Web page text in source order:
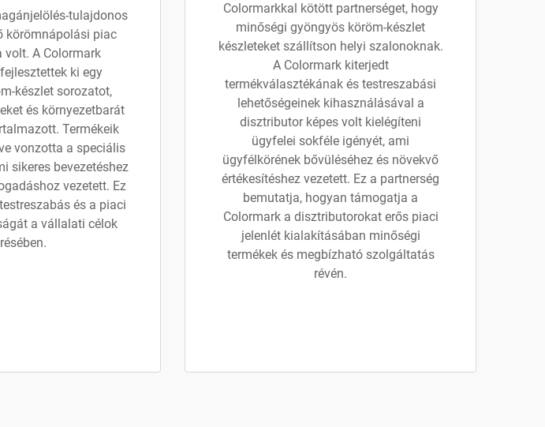
tulajdonos
körömnápolási piac
volt. A Colormark
ki egy
készlet sorozatot,
és környezetbarát
Termékeik
vonzotta a speciális
sikeres bevezetéshez
vezetett. Ez
és a piaci
a vállalati célok
Colormarkkal kötött partnerséget, hogy
minőségi gyöngyös köröm-készlet
készleteket szállítson helyi szalonoknak.
A Colormark kiterjedt
termékválasztékának és testreszabási
lehetőségeinek kihasználásával a
disztributor képes volt kielégíteni
ügyfelei sokféle igényét, ami
ügyfélkörének bővüléséhez és növekvő
értékesítéshez vezetett. Ez a partnerség
bemutatja, hogyan támogatja a
Colormark a disztributorokat erős piaci
jelenlét kialakításában minőségi
termékek és megbízható szolgáltatás
révén.